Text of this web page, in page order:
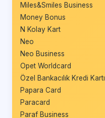
Miles&Smiles Business
Money Bonus
N Kolay Kart
Neo
Neo Business
Opet Worldcard
Özel Bankacılık Kredi Kartı
Papara Card
Paracard
Paraf Business